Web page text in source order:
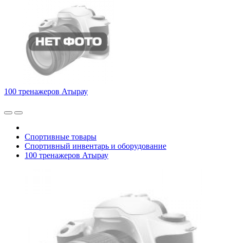
100 тренажеров Атырау
Спортивные товары
Спортивный инвентарь и оборудование
100 тренажеров Атырау